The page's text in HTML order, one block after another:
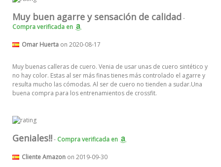
Muy buen agarre y sensación de calidad-
Compra verificada en
Omar Huerta on 2020-08-17
Muy buenas calleras de cuero. Venia de usar unas de cuero sintético y
no hay color. Estas al ser más finas tienes más controlado el agarre y
resulta mucho las cómodas. Al ser de cuero no tienden a sudar.Una
buena compra para los entrenamientos de crossfit.
Geniales!!- Compra verificada en
Cliente Amazon on 2019-09-30